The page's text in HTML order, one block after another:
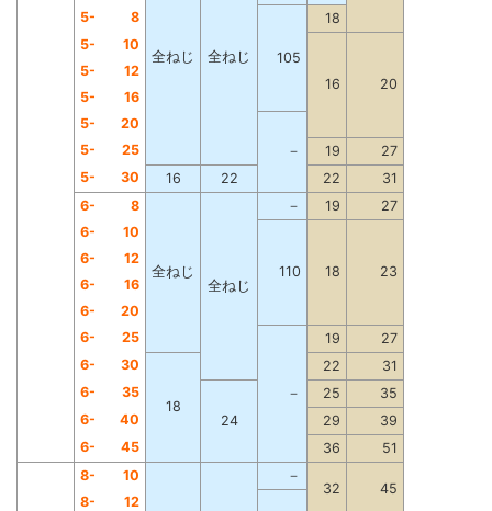
全ねじ 全ねじ
5-
8
105
18
5-
10
16 20
5-
12
5-
16
5-
20
－
5- 25 19
27
5-
30 16 22 22
31
6-
8
全ねじ
全ねじ
－ 19
27
6-
10
110 18 23
6-
12
6-
16
6-
20
6-
25
－
19
27
6-
30
18
22
31
6-
35
24
25
35
6-
40 29
39
6-
45 36
51
8-
10
－
32
45
8-
12